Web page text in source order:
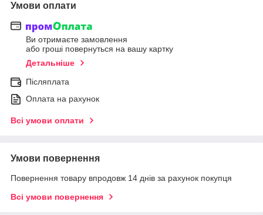
Умови оплати
Ви отримаєте замовлення
або гроші повернуться на вашу картку
Детальніше
Післяплата
Оплата на рахунок
Всі умови оплати
Умови повернення
Повернення товару впродовж 14 днів за рахунок покупця
Всі умови повернення